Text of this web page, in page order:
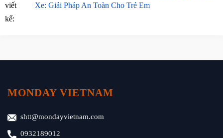
viết
kế:
Xe: Giải Pháp An Toàn Cho Trẻ Em
MONDAY VIETNAM
shtt@mondayvietnam.com
0932189012